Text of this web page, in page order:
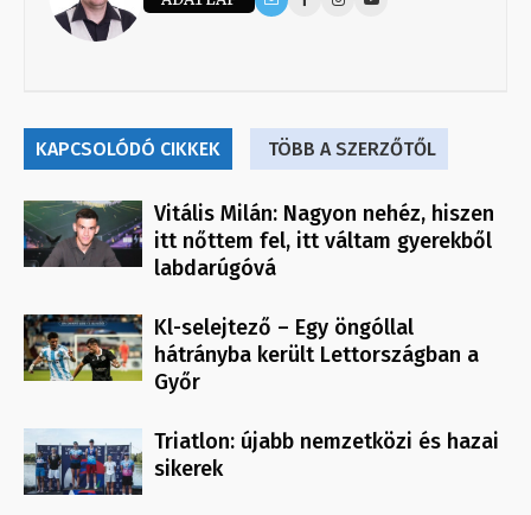
KAPCSOLÓDÓ CIKKEK TÖBB A SZERZŐTŐL
Vitális Milán: Nagyon nehéz, hiszen
itt nőttem fel, itt váltam gyerekből
labdarúgóvá
Kl-selejtező – Egy öngóllal
hátrányba került Lettországban a
Győr
Triatlon: újabb nemzetközi és hazai
sikerek